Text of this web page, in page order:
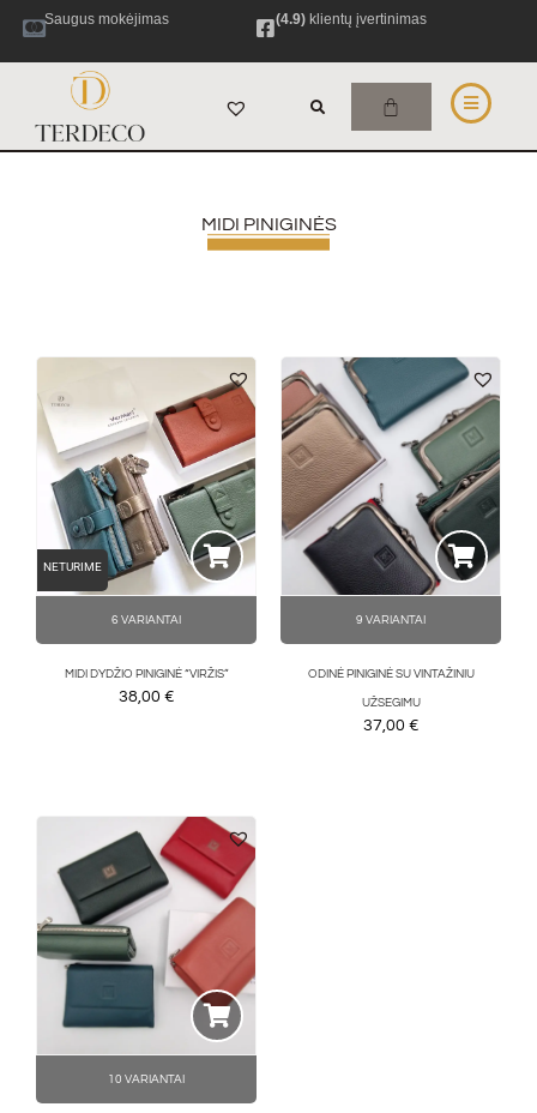
Saugus mokėjimas (4.9)klientų įvertinimas
MIDI PINIGINĖS
NETURIME
6 VARIANTAI
MIDI DYDŽIO PINIGINĖ “VIRŽIS”
38,00 €
9 VARIANTAI
ODINĖ PINIGINĖ SU VINTAŽINIU
UŽSEGIMU
37,00 €
10 VARIANTAI